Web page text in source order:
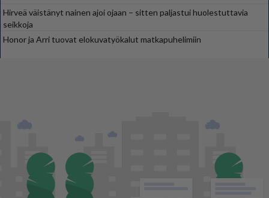
Hirveä väistänyt nainen ajoi ojaan – sitten paljastui huolestuttavia
seikkoja
Honor ja Arri tuovat elokuvatyökalut matkapuhelimiin